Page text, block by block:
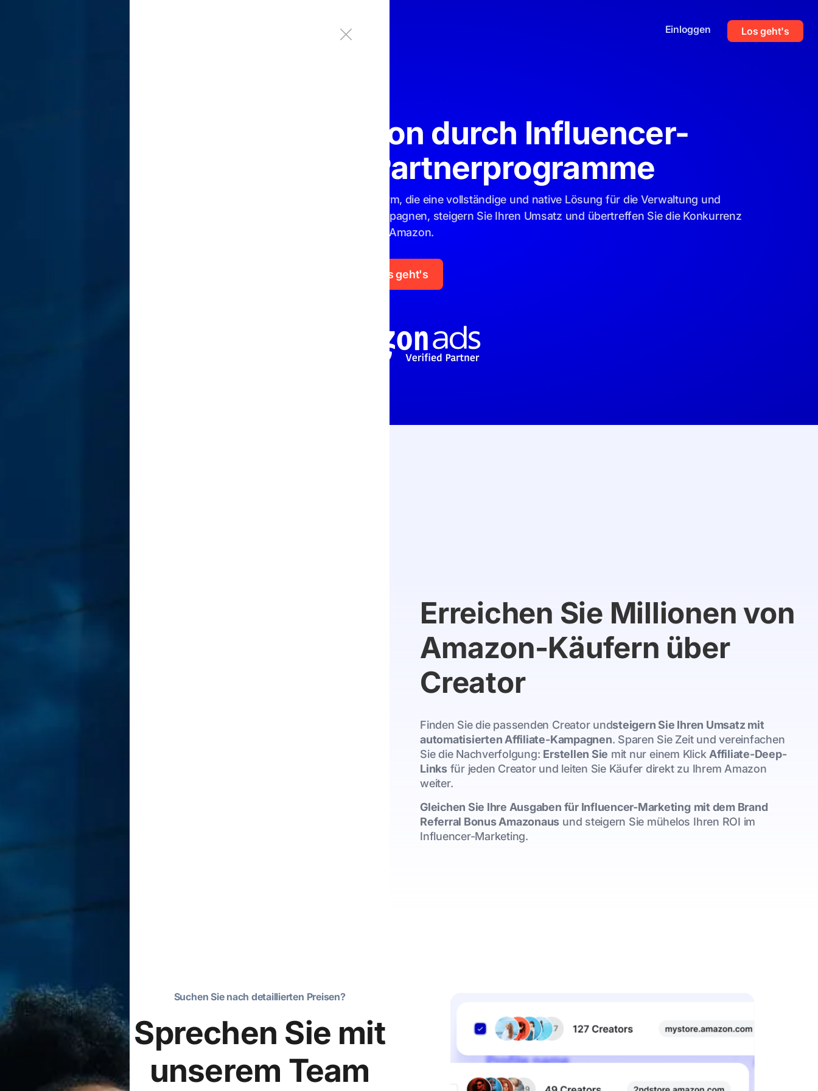
Einloggen Los geht's
Steigern Sie Amazon durch Influencer-
Marketing und Partnerprogramme
Upfluence die erste und einzige Influencer-Marketing-Plattform, die eine vollständige und native Lösung für die Verwaltung und
Optimierung Amazon bietet. Automatisieren Sie Ihre Creator-Kampagnen, steigern Sie Ihren Umsatz und übertreffen Sie die Konkurrenz
auf Amazon.
Los geht's
Erreichen Sie Millionen von
Amazon-Käufern über
Creator
Finden Sie die passenden Creator undsteigern Sie Ihren Umsatz mit
automatisierten Affiliate-Kampagnen. Sparen Sie Zeit und vereinfachen
Sie die Nachverfolgung: Erstellen Sie mit nur einem KlickAffiliate-Deep-
Linksfür jeden Creator und leiten Sie Käufer direkt zu Ihrem Amazon
weiter.
Gleichen Sie Ihre Ausgaben für Influencer-Marketing mit dem Brand
Referral Bonus Amazonaus und steigern Sie mühelos Ihren ROI im
Influencer-Marketing.
Automatisieren Sie Ihre
Suchen Sie nach detaillierten Preisen?
Sprechen Sie mit
unserem Team